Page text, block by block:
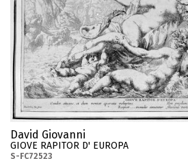
David Giovanni
GIOVE RAPITOR D' EUROPA
S-FC72523